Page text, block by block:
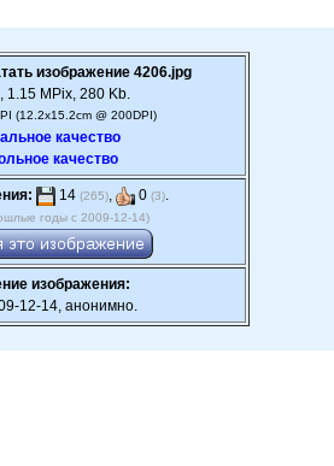
изображение 4206.jpg
1.15 MPix, 280 Kb.
(12.2x15.2cm @ 200DPI)
качество
качество
14 (265), 0 (3).
годы с 2009-12-14)
изображения:
12-14, анонимно.